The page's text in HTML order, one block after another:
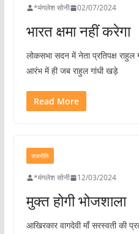
*मंगलेश सोनी 02/07/2024
भारत क्षमा नहीं करेगा
लोकसभा सदन में नेता प्रतिपक्ष
आरंभ में ही जब राहुल गांधी खड़े
Read More
राजनीति
*मंगलेश सोनी 12/03/2024
मुक्त होगी भोजशाला
आखिरकार वागदेवी माँ सरस्वती की